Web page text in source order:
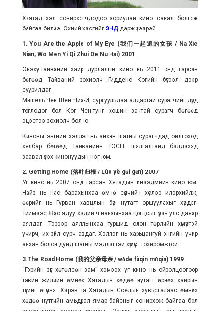
Ххятад хэл сонирхогчдодоо зориулан кино санал болгож
байгаа билээ. Эхний хэсгийг ЭНДдарж үзээрэй.
1. You Are the Apple of My Eye (我们一起追的女孩 / Na Xie
Nian, Wo Men Yi Qi Zhui De Nu Hai) 2001
Энэхүү Тайваний хайр дурлалын кино нь 2011 онд гарсан
бөгөөд Тайваний зохиолч Гидденс Когийн бүтээл дээр
суурилдаг.
Мишель Чен Шен Чиа-И, сургуульдаа алдартай сурагчийг дүрд
тоглодог бол Ког Чен-тунг хошин зантай сурагч бөгөөд
эцэстээ зохиолч болно.
Киноны энгийн хэллэг нь анхан шатны сурагчдад ойлгоход
хялбар бөгөөд Тайванийн TOCFL шалгалтанд бэлдэхэд
заавал үзэх кинонуудын нэг юм.
2. Getting Home (落叶归根 / Lùo yè gūi gēn) 2007
Уг кино нь 2007 онд гарсан Хятадын инээдмийн кино юм.
Найз нь нас барахынхаа өмнө сүүлчийн хүслээ илэрхийлж,
өөрийг нь Гурван хавцлын бүс нутагт оршуулахыг хүсдэг.
Тиймээс Жао ядуу хэдий ч найзынхаа цогцсыг үүрэн улс даяар
аялдаг. Тэрээр аяллынхаа туршид олон төрлийн хүмүүстэй
учирч, их зүйл сурч авдаг. Хэллэг нь харьцангуй энгийн учир
анхан болон дунд шатны мэдлэгтэй хүмүүст тохиромжтой.
3.The Road Home (我的父亲母亲 / wǒde fùqin mǔqin) 1999
“Гэрийн зүг хөтөлсөн зам” хэмээх уг кино нь ойролцоогоор
тавин жилийн өмнөх Хятадын хөдөө нутагт өрнөх хайрын
түүхийг өгүүлнэ. Хэрэв та Хятадын Соёлын хувьсгалаас өмнөх
хөдөө нутгийн амьдрал ямар байсныг сонирхож байгаа бол